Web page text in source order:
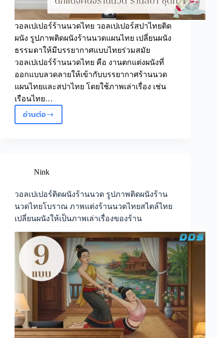
วอลเปเปอร์ร้านนวดไทย วอลเปเปอร์สปาไทยติด
ผนัง รูปภาพติดผนังร้านนวดแผนไทย เปลี่ยนผนัง
ธรรมดาให้มีบรรยากาศแบบไทยร่วมสมัย
วอลเปเปอร์ร้านนวดไทย คือ งานตกแต่งผนังที่
ออกแบบลวดลายให้เข้ากับบรรยากาศร้านนวด
แผนไทยและสปาไทย โดยใช้ภาพเล่าเรื่อง เช่น
เรือนไทย…
อ่านต่อวอลเปเปอร์
ส
ไทย
ติด
ผนัง
ติด
ผนัง
ร้าน
นวด
แผน
ไทย
เปลี่ยน
ผนัง
ร้าน
ธรรมดา
Nink
วอลเปเปอร์ติดผนังร้านนวด รูปภาพติดผนังร้าน
นวดไทยโบราณ ภาพแต่งร้านนวดไทยสไตล์ไทย
เปลี่ยนผนังให้เป็นภาพเล่าเรื่องของร้าน